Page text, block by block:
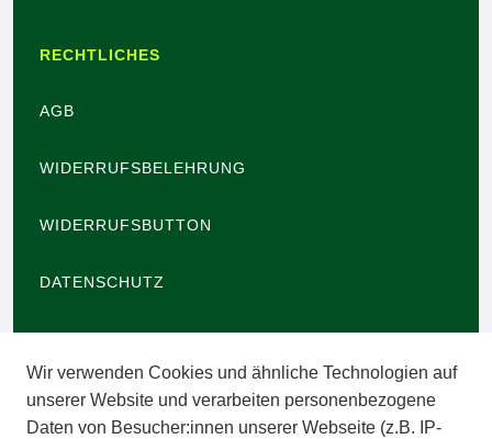
RECHTLICHES
AGB
WIDERRUFSBELEHRUNG
WIDERRUFSBUTTON
DATENSCHUTZ
IMPRESSUM
Wir verwenden Cookies und ähnliche Technologien auf
unserer Website und verarbeiten personenbezogene
Daten von Besucher:innen unserer Webseite (z.B. IP-